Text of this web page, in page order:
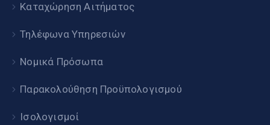
Καταχώρηση Αιτήματος
Τηλέφωνα Υπηρεσιών
Νομικά Πρόσωπα
Παρακολούθηση Προϋπολογισμού
Ισολογισμοί